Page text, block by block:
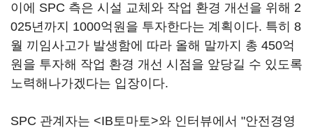
이에 SPC 측은 시설 교체와 작업 환경 개선을 위해 2
025년까지 1000억원을 투자한다는 계획이다. 특히 8
월 끼임사고가 발생함에 따라 올해 말까지 총 450억
원을 투자해 작업 환경 개선 시점을 앞당길 수 있도록
노력해나가겠다는 입장이다.
SPC 관계자는 <IB토마토>와 인터뷰에서 "안전경영